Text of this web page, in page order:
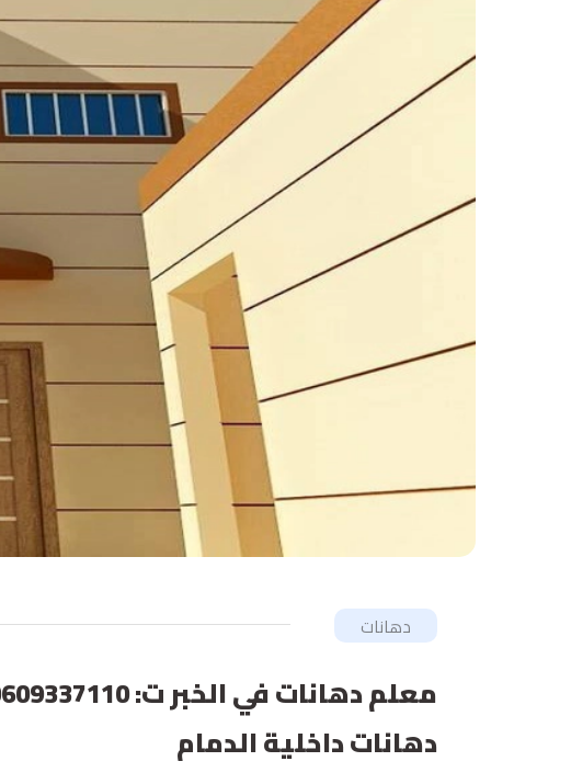
دهانات
دهانات داخلية الدمام